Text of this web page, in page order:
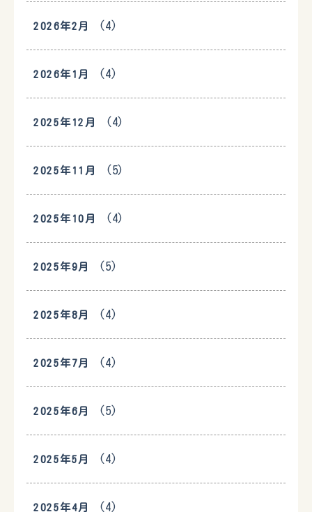
2026年2月 (4)
2026年1月 (4)
2025年12月 (4)
2025年11月 (5)
2025年10月 (4)
2025年9月 (5)
2025年8月 (4)
2025年7月 (4)
2025年6月 (5)
2025年5月 (4)
2025年4月 (4)